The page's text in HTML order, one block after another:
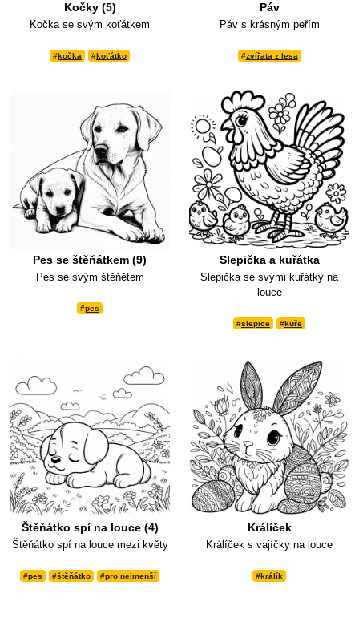
Kočky (5)
Kočka se svým koťátkem
#kočka #koťátko
Páv
Páv s krásným peřím
#zvířata z lesa
Pes se štěňátkem (9)
Pes se svým štěňětem
#pes
Slepička a kuřátka
Slepička se svými kuřátky na
louce
#slepice #kuře
Štěňátko spí na louce (4)
Štěňátko spí na louce mezi květy
#pes #štěňátko #pro nejmenší
Králíček
Králíček s vajíčky na louce
#králík